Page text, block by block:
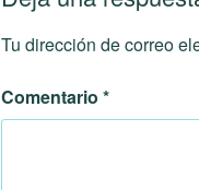
Tu dirección de correo
Comentario *